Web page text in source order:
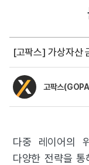
[고팍스] 가상자산
고팍스
다중 레이어의
다양한 전략을